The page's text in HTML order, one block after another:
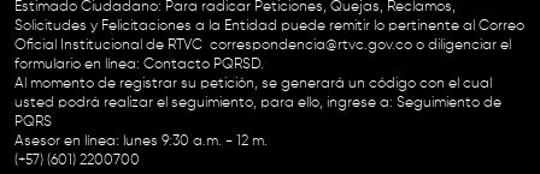
Estimado Ciudadano: Para radicar Peticiones, Quejas, Reclamos,
Solicitudes y Felicitaciones a la Entidad puede remitir lo pertinente al Correo
Oficial Institucional de RTVC correspondencia@rtvc.gov.co o diligenciar el
formulario en línea: Contacto PQRSD.
Al momento de registrar su petición, se generará un código con el cual
usted podrá realizar el seguimiento, para ello, ingrese a: Seguimiento de
PQRS
Asesor en línea: lunes 9:30 a.m. - 12 m.
(+57) (601) 2200700